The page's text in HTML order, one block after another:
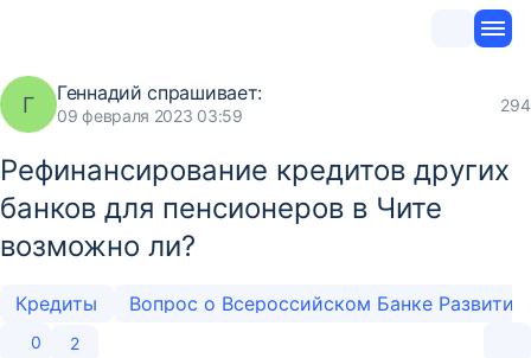
Г Геннадий спрашивает:
09 февраля 2023 03:59
294
Рефинансирование кредитов других
банков для пенсионеров в Чите
возможно ли?
Кредиты
0 2